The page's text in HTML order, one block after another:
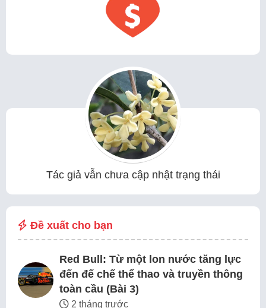
Tác giả vẫn chưa cập nhật trạng thái
Đề xuất cho bạn
Red Bull: Từ một lon nước tăng lực
đến đế chế thể thao và truyền thông
toàn cầu (Bài 3)
2 tháng trước